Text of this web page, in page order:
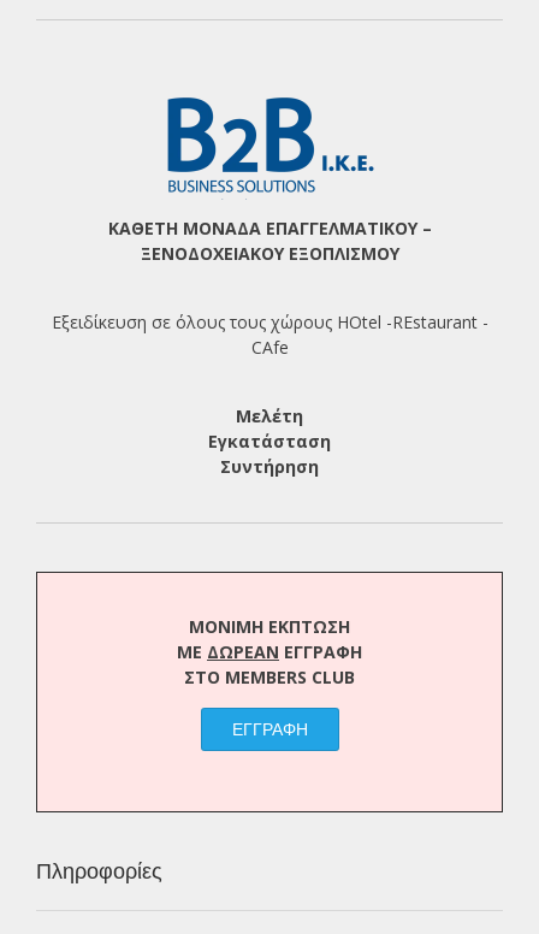
ΚΑΘΕΤΗ ΜΟΝΑΔΑ ΕΠΑΓΓΕΛΜΑΤΙΚΟΥ –
ΞΕΝΟΔΟΧΕΙΑΚΟΥ ΕΞΟΠΛΙΣΜΟΥ
Εξειδίκευση σε όλους τους χώρους HOtel -REstaurant -
CAfe
Μελέτη
Εγκατάσταση
Συντήρηση
ΜΟΝΙΜΗ ΕΚΠΤΩΣΗ
ΜΕ ΔΩΡΕΑΝ ΕΓΓΡΑΦΗ
ΣΤΟ MEMBERS CLUB
ΕΓΓΡΑΦΗ
Πληροφορίες